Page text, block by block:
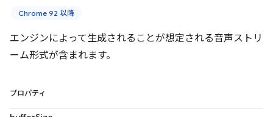
Chrome 92 以降
エンジンによって生成されることが想定される音声ストリ
ーム形式が含まれます。
プロパティ